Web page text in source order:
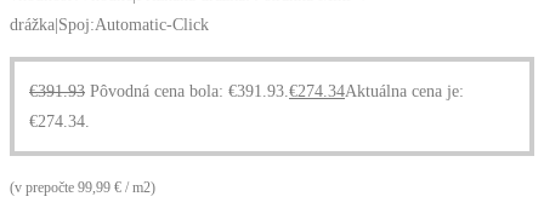
drážka|Spoj:Automatic-Click
€391.93 Pôvodná cena bola: €391.93.€274.34Aktuálna cena je:
€274.34.
(v prepočte 99,99 € / m2)